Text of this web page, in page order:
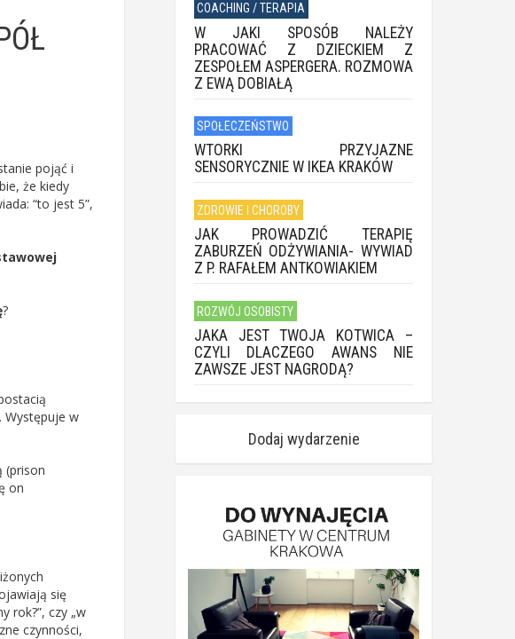
pojąć i
że kiedy
“to jest 5”,
?
Występuje w
(prison
on
się
rok?”, czy „w
czynności,
COACHING / TERAPIA
W JAKI SPOSÓB NALEŻY
PRACOWAĆ Z DZIECKIEM Z
ZESPOŁEM ASPERGERA. ROZMOWA
Z EWĄ DOBIAŁĄ
SPOŁECZEŃSTWO
WTORKI PRZYJAZNE
SENSORYCZNIE W IKEA KRAKÓW
ZDROWIE I CHOROBY
JAK PROWADZIĆ TERAPIĘ
ZABURZEŃ ODŻYWIANIA- WYWIAD
Z P. RAFAŁEM ANTKOWIAKIEM
ROZWÓJ OSOBISTY
JAKA JEST TWOJA KOTWICA –
CZYLI DLACZEGO AWANS NIE
ZAWSZE JEST NAGRODĄ?
Dodaj wydarzenie